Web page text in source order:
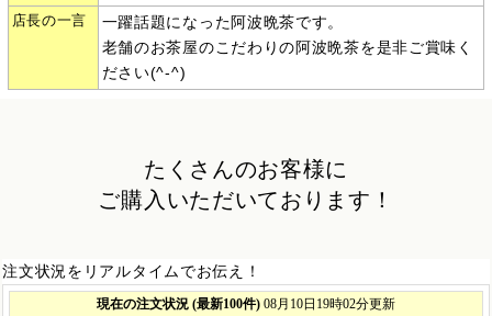
店長の一言
一躍話題になった阿波晩茶です。
老舗のお茶屋のこだわりの阿波晩茶を是非ご賞味く
ださい(^-^)
たくさんのお客様に
ご購入いただいております！
注文状況をリアルタイムでお伝え！